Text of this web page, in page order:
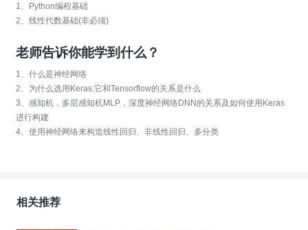
1、Python编程基础
2、线性代数基础(非必须)
老师告诉你能学到什么？
1、什么是神经网络
2、为什么选用Keras,它和Tensorflow的关系是什么
3、感知机，多层感知机MLP，深度神经网络DNN的关系及如何使用Keras
进行构建
4、使用神经网络来构造线性回归、非线性回归、多分类
相关推荐